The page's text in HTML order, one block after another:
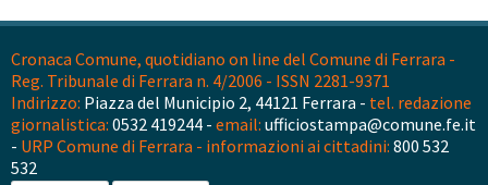
Cronaca Comune, quotidiano on line del Comune di Ferrara -
Reg. Tribunale di Ferrara n. 4/2006 - ISSN 2281-9371
Indirizzo: Piazza del Municipio 2, 44121 Ferrara - tel. redazione
giornalistica: 0532 419244 - email: ufficiostampa@comune.fe.it
- URP Comune di Ferrara - informazioni ai cittadini: 800 532
532